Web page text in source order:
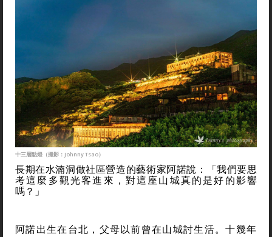
十三層點燈（攝影：Johnny Tsao）
長期在水湳洞做社區營造的藝術家阿諾說：「我們要思
考這麼多觀光客進來，對這座山城真的是好的影響
嗎？」
阿諾出生在台北，父母以前曾在山城討生活。十幾年